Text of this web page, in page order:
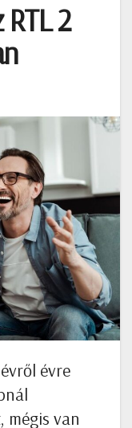
RTL 2
évre
van